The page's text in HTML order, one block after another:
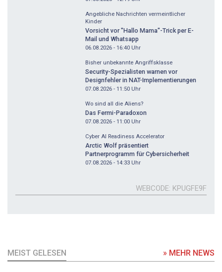
Angebliche Nachrichten vermeintlicher
Kinder
Vorsicht vor "Hallo Mama"-Trick per E-
Mail und Whatsapp
06.08.2026 - 16:40 Uhr
Bisher unbekannte Angriffsklasse
Security-Spezialisten warnen vor
Designfehler in NAT-Implementierungen
07.08.2026 - 11:50 Uhr
Wo sind all die Aliens?
Das Fermi-Paradoxon
07.08.2026 - 11:00 Uhr
Cyber AI Readiness Accelerator
Arctic Wolf präsentiert
Partnerprogramm für Cybersicherheit
07.08.2026 - 14:33 Uhr
WEBCODE KPUGFE9F
MEIST GELESEN » MEHR NEWS